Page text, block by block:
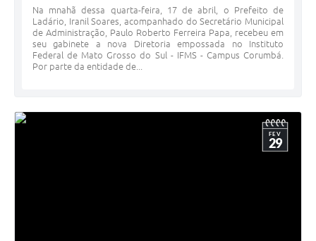
Na mnahã dessa quarta-feira, 17 de abril, o Prefeito de
Ladário, Iranil Soares, acompanhado do Secretário Municipal
de Administração, Paulo Roberto Ferreira Papa, recebeu em
seu gabinete a nova Diretoria empossada no Instituto
Federal de Mato Grosso do Sul - IFMS - Campus Corumbá.
Por parte da entidade de...
FEV
29